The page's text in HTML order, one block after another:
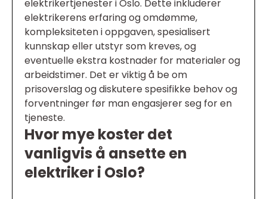
elektrikertjenester i Oslo. Dette inkluderer
elektrikerens erfaring og omdømme,
kompleksiteten i oppgaven, spesialisert
kunnskap eller utstyr som kreves, og
eventuelle ekstra kostnader for materialer og
arbeidstimer. Det er viktig å be om
prisoverslag og diskutere spesifikke behov og
forventninger før man engasjerer seg for en
tjeneste.
Hvor mye koster det
vanligvis å ansette en
elektriker i Oslo?